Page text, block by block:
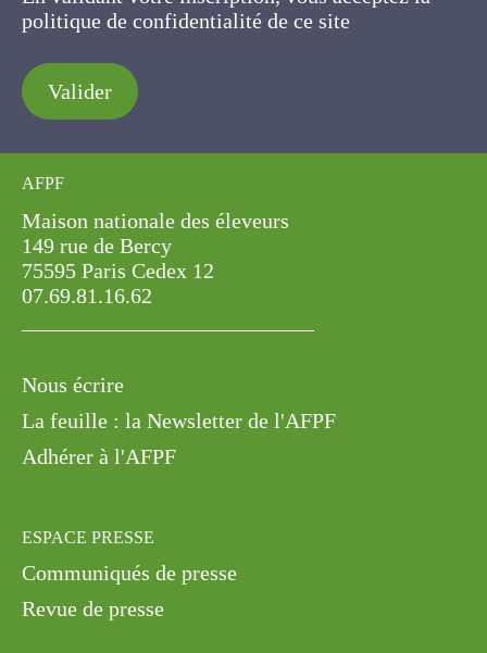
AFPF
Maison nationale des éleveurs
07.69.81.16.62
Nous écrire
ESPACE PRESSE
Communiqués de presse
Mentions légales
Politique de confidentialité